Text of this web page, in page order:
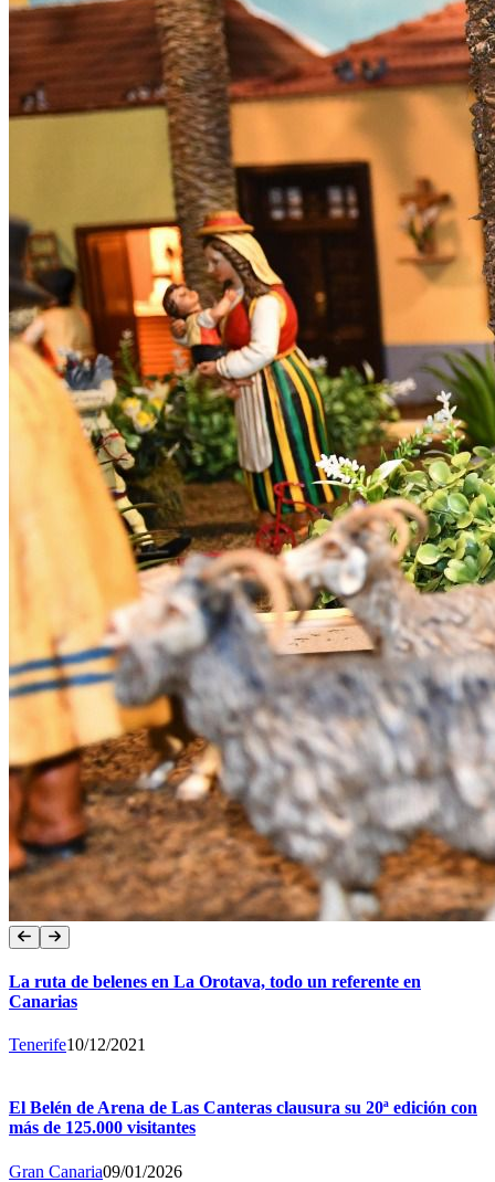
La ruta de belenes en La Orotava, todo un referente en
Canarias
Tenerife10/12/2021
El Belén de Arena de Las Canteras clausura su 20ª edición con
más de 125.000 visitantes
Gran Canaria09/01/2026